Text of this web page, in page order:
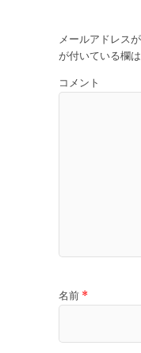
メールアドレス
が付いている欄
コメント
名前 *